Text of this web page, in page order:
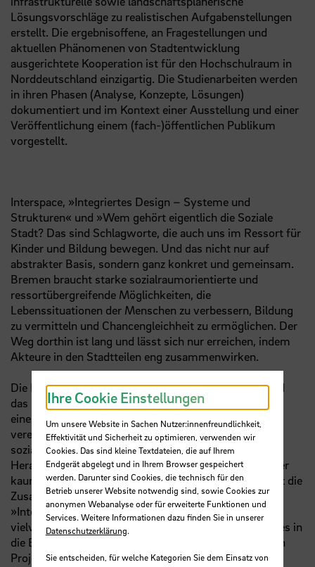
Lösungsvorschläge zu realistischen Aufgabenstellungen
erstellt. Die ergebnisoffene, an Fragestellungen und
aktuellen Phänomenen von Stadtentwicklung
ausgerichtete Kooperation ist für den Hochschulraum in
Norddeutschland einzigartig. Die Studienarbeiten werden
in ihren Phasen (Analyse, Konzepte, Lösungen)
dokumentiert und im Kontext einer Ausstellung und einer
Veröffentlichung einem (fach-)öffentlichen Publikum
vorgestellt.
Interspace, »Integriertes Design – Systeme und
Strukturen« und »Wem gehört eigentlich die Soziale
Stadt? Das sind Schlagworte, die auch uns im Ressort für
Kinder und Bildung bewegen. Und das nicht nur auf
abstrakter Basis, sondern ganz konkret und gemeinsam.
Bremen braucht starke sozialraumorientierte und
ressortübergreifende Möglichkeiten, die
Lebenssituationen der Menschen zu verbessern, Bildung
zu vermitteln und Chancengleichheit zu ermöglichen. Der
Weg dorthin ist lang und lässt sich nur erreichen, indem
Akteure in den Stadtteilen eng zusammenwirken.
Die Idee, das Förderzentrum Georg-Droste-Schule und
das Regionale Unterstützungszentrum (ReBUZ) Ost in
einem Neubau an der Bardowickstraße räumlich zu
vereinen, bietet viele Perspektiven – architektonisch,
sozialräumlich, bildungspolitisch. Aber auch die
Herausforderungen sind groß, denn es gibt dafür bisher
kaum Vorbilder. Umso fruchtbarer und ideenreicher ist die
Zusammenarbeit im Rahmen der Entwurfsreihe
»Interspace«. Die bisherigen Ausarbeitungen sind
vielversprechend. Ich bin gespannt, welche Elemente es in
die Entwurfs- und Ausführungsplanung des inklusiven
Projektes »schaffen«. Das Einfügen der neuen
Ihre Cookie Einstellungen
Um unsere Website in Sachen Nutzer:innenfreundlichkeit,
Effektivität und Sicherheit zu optimieren, verwenden wir
Cookies. Das sind kleine Textdateien, die auf Ihrem
Endgerät abgelegt und in Ihrem Browser gespeichert
werden. Darunter sind Cookies, die technisch für den
Betrieb unserer Website notwendig sind, sowie Cookies zur
anonymen Webanalyse oder für erweiterte Funktionen und
Services. Weitere Informationen dazu finden Sie in unserer
Datenschutzerklärung.
Sie entscheiden, für welche Kategorien Sie dem Einsatz von